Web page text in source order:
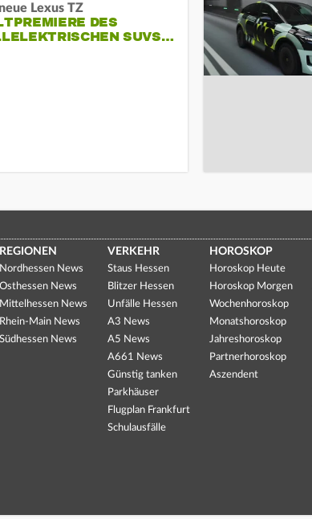
Lexus TZ
DES
SUVS…
REGIONEN
Nordhessen News
Osthessen News
Mittelhessen News
Rhein-Main News
Südhessen News
VERKEHR
Staus Hessen
Blitzer Hessen
Unfälle Hessen
A3 News
A5 News
A661 News
Günstig tanken
Parkhäuser
Flugplan Frankfurt
Schulausfälle
HOROSKOP
Horoskop Heute
Horoskop Morgen
Wochenhoroskop
Monatshoroskop
Jahreshoroskop
Partnerhoroskop
Aszendent